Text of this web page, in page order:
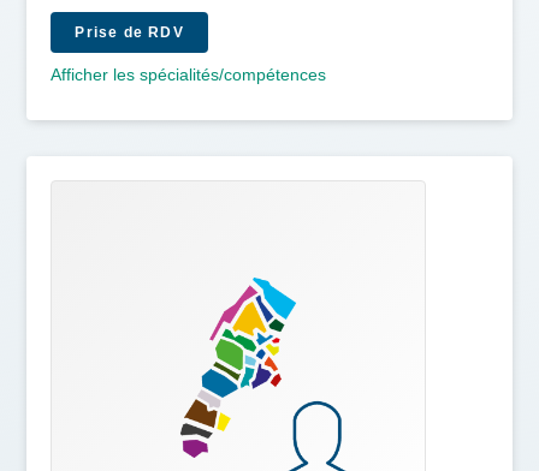
Prise de RDV
Afficher les spécialités/compétences